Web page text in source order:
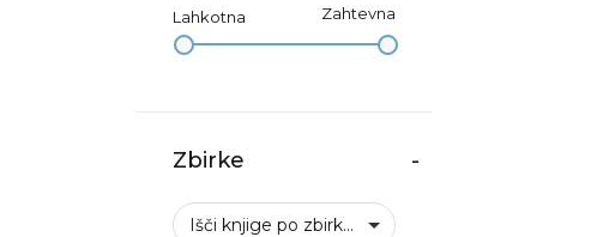
Lahkotna Zahtevna
Zbirke -
Išči knjige po zbirkah